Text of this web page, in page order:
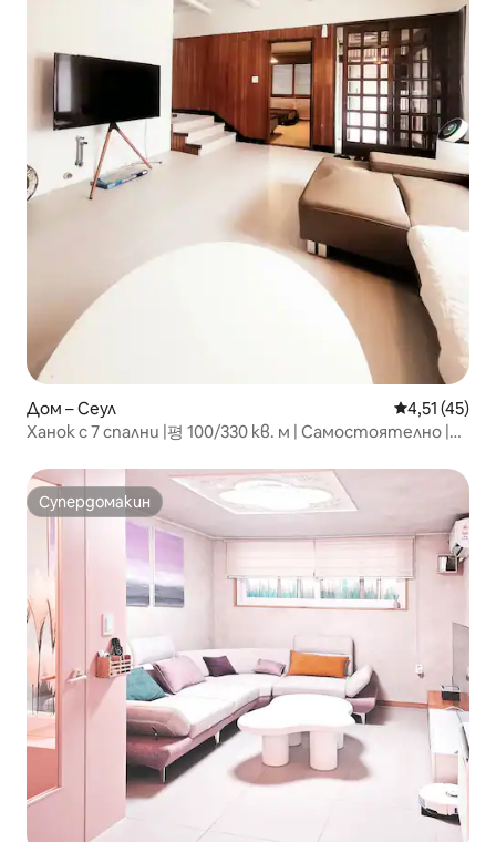
Дом – Сеул Средна
4,51 (45)
Ханок с 7 спални |평 100/330 кв. м | Самостоятелно |
Супердомакин
Супердомакин